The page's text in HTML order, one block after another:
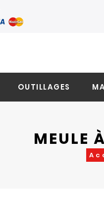
OUTILLAGES
MEULE